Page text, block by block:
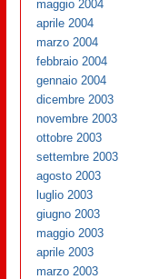
maggio 2004
aprile 2004
marzo 2004
febbraio 2004
gennaio 2004
dicembre 2003
novembre 2003
ottobre 2003
settembre 2003
agosto 2003
luglio 2003
giugno 2003
maggio 2003
aprile 2003
marzo 2003